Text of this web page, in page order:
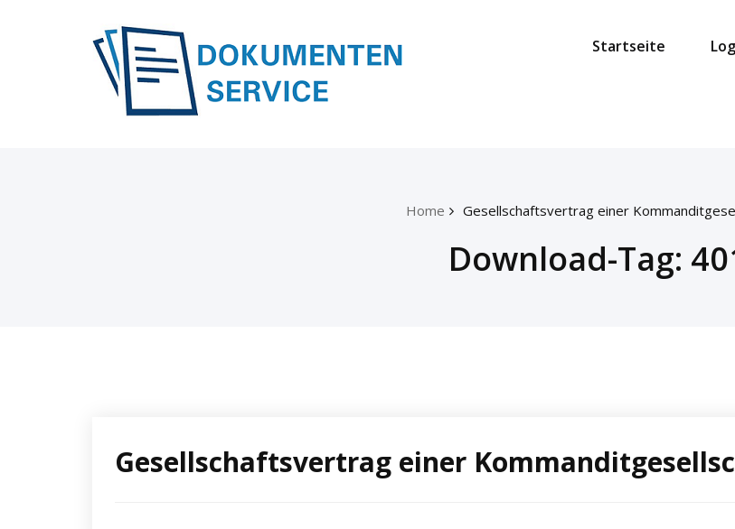
Startseite
Home Gesellschaftsvertrag einer
Download-Tag:
Gesellschaftsvertrag einer